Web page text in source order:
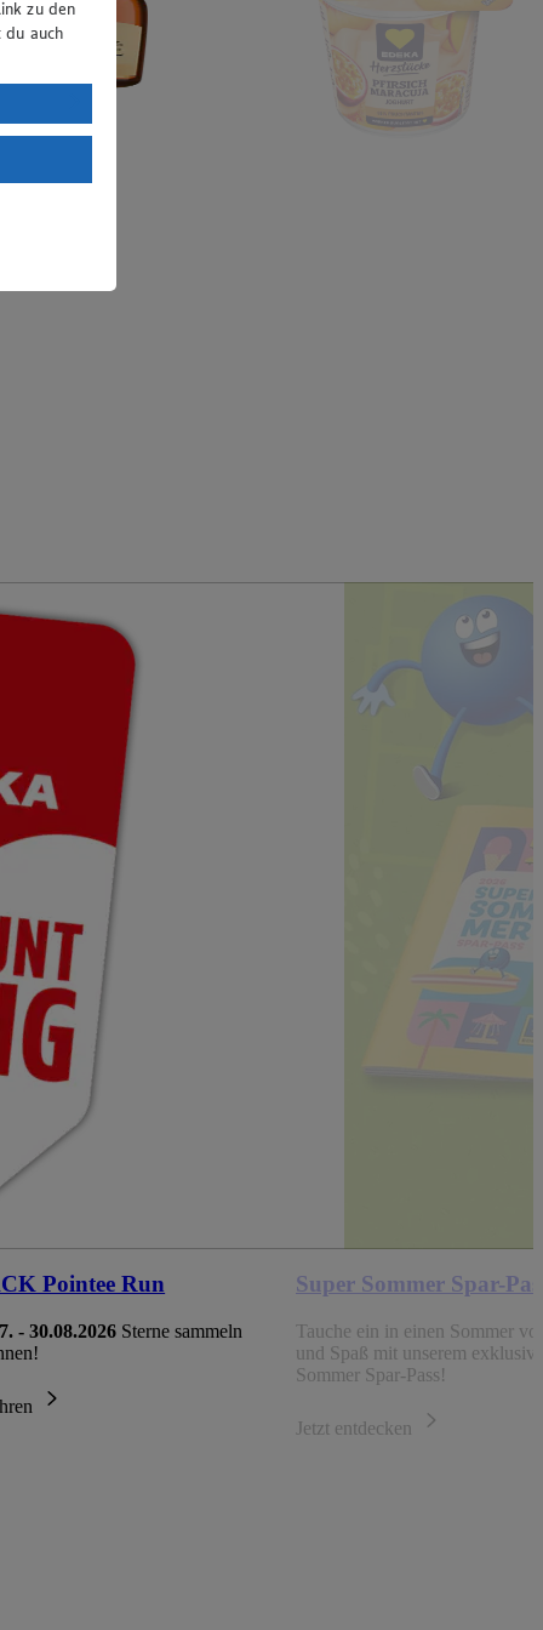
Pointee Run
- 30.08.2026 Sterne sammeln
Super Sommer Spar-
Tauche ein in einen Sommer
und Spaß mit unserem
Sommer Spar-Pass!
Jetzt entdecken
zu den
auch
DSGVO
mit
das